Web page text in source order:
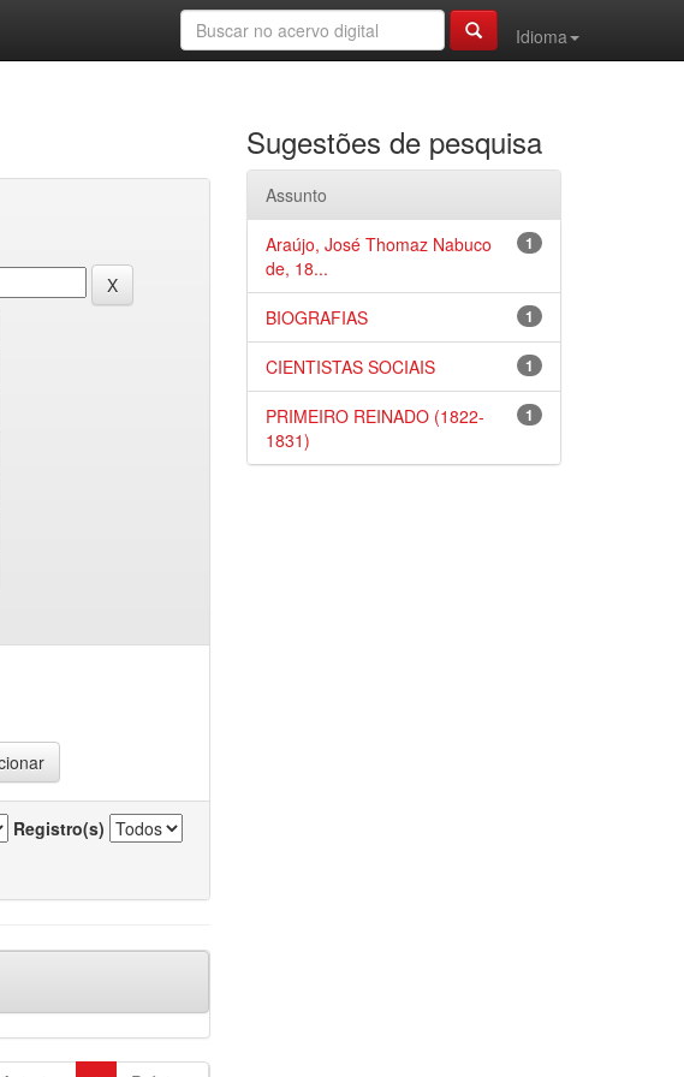
Idioma
Registro(s)
Sugestões de pesquisa
Assunto
1
Araújo, José Thomaz Nabuco
de, 18...
1
BIOGRAFIAS
1
CIENTISTAS SOCIAIS
1
PRIMEIRO REINADO (1822-
1831)